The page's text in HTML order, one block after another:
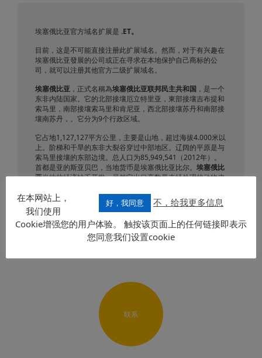
埃塞俄比亚官方域名扩展是 .ET。
目前，这是不可能直接注册此扩展域名。然而，对于有兴趣在
埃塞俄比亚發展的公司或正在寻求在本地保护自己商标的公
司，就可以注册其他官方二级扩展域名。
埃塞俄比亚 ，正式名稱為埃塞俄比亚联邦民主共和国 ，是一个
东非内陆国家。它的北部接壤厄立特里亚，東部接壤吉布提和
索马里，南部接壤索马里和肯尼亚，西北部接壤苏丹和南部接
壤南苏丹，。它分为9个行政区域。
它占地1,127,127平方公里，主要是山地，超过海拔4.000米以
上。阶梯和干旱的东非大裂谷穿过中部地区。辽阔的平原是与
索马里接壤的东部边境。总人口为85,949,541（2012年）。
首都是亚的斯亚贝巴，当地货币是埃塞俄比亚比尔。 埃塞俄比
亚当地的经济缺乏开发，虽然它出口高数量未经处理的动物皮
姆哈拉语和提格雷语。
发送要求
联系
好，我同意 不，给我更多信息
在本网站上，
我们使用
Cookie增强您的用户体验。 触按该页面上的任何链接即表示
您同意我们设置cookie